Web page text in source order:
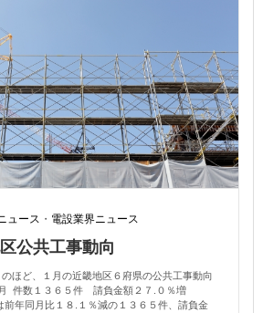
ュース ・ 電設業界ニュース
公共工事動向
ほど、１月の近畿地区６府県の公共工事動向
件数１３６５件 請負金額２７.０％増
前年同月比１８.１％減の１３６５件、請負金